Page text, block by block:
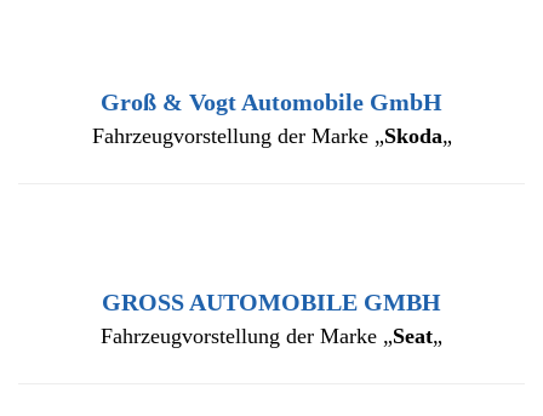
Groß & Vogt Automobile GmbH
Fahrzeugvorstellung der Marke „Skoda„
GROSS AUTOMOBILE GMBH
Fahrzeugvorstellung der Marke „Seat„